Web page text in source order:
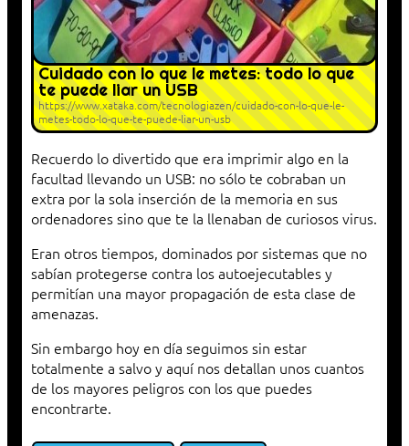
Cuidado con lo que le metes: todo lo que
te puede liar un USB
https://www.xataka.com/tecnologiazen/cuidado-con-lo-que-le-
metes-todo-lo-que-te-puede-liar-un-usb
Recuerdo lo divertido que era imprimir algo en la
facultad llevando un USB: no sólo te cobraban un
extra por la sola inserción de la memoria en sus
ordenadores sino que te la llenaban de curiosos virus.
Eran otros tiempos, dominados por sistemas que no
sabían protegerse contra los autoejecutables y
permitían una mayor propagación de esta clase de
amenazas.
Sin embargo hoy en día seguimos sin estar
totalmente a salvo y aquí nos detallan unos cuantos
de los mayores peligros con los que puedes
encontrarte.